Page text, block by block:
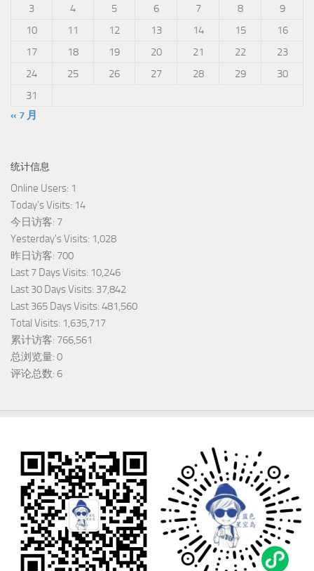
3
4 5 6 7 8
9
10
11 12 13 14 15
16
17
18 19 20 21 22
23
24
25 26 27 28 29
30
31
« 7 月
统计信息
Online Users: 1
Today's Visits: 14
今日访客: 7
Yesterday's Visits: 1,028
昨日访客: 700
Last 7 Days Visits: 10,246
Last 30 Days Visits: 37,842
Last 365 Days Visits: 481,560
Total Visits: 1,635,717
累计访客: 766,561
总浏览量: 0
评论总数: 6